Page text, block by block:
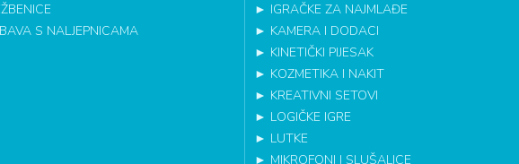
S NALJEPNICAMA
► IGRAČKE ZA NAJMLAĐE
► KAMERA I DODACI
► KINETIČKI PIJESAK
► KOZMETIKA I NAKIT
► KREATIVNI SETOVI
► LOGIČKE IGRE
► LUTKE
► MIKROFONI I SLUŠALICE